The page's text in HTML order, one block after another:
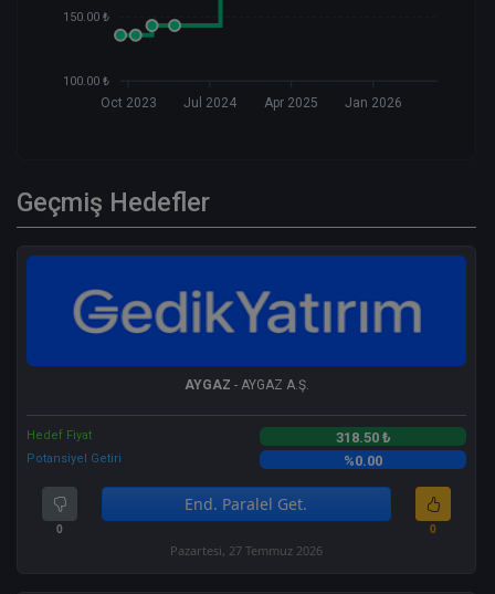
150.00 ₺
100.00 ₺
Oct 2023 Jul 2024 Apr 2025 Jan 2026
Geçmiş Hedefler
AYGAZ - AYGAZ A.Ş.
Hedef Fiyat 318.50 ₺
Potansiyel Getiri %0.00
0
End. Paralel Get.
0
Pazartesi, 27 Temmuz 2026